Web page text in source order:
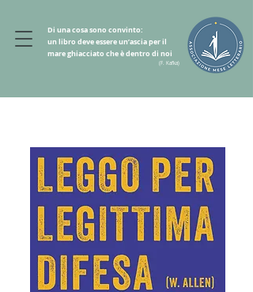
Di una cosa sono convinto:
un libro deve essere un’ascia per il
mare ghiacciato che è dentro di noi
(F. Kafka)